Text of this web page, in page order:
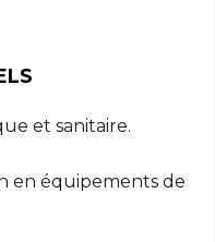
et sanitaire.
en équipements de